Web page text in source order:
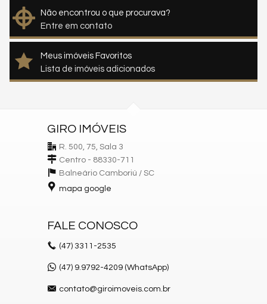
Não encontrou o que procurava?
Entre em contato
Meus imóveis Favoritos
Lista de imóveis adicionados
GIRO IMÓVEIS
R. 500, 75, Sala 3
Centro - 88330-711
Balneário Camboriú / SC
mapa google
FALE CONOSCO
(47) 3311-2535
(47) 9.9792-4209 (WhatsApp)
contato@giroimoveis.com.br